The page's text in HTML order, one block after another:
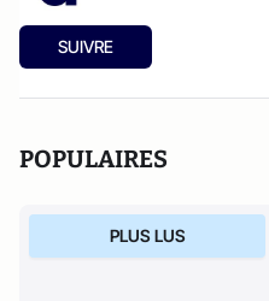
SUIVRE
POPULAIRES
PLUS LUS